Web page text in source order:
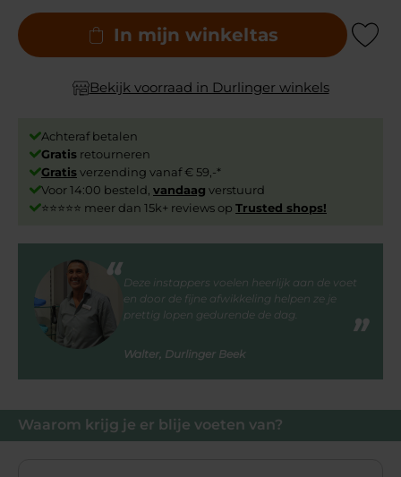
Waarom krijg je er blije voeten van?
In mijn winkeltas Add to
Bekijk voorraad in Durlinger winkels
Achteraf betalen
Gratis retourneren
Gratisverzending vanaf € 59,-*
Voor 14:00 besteld, vandaag verstuurd
⭐⭐⭐⭐⭐ meer dan 15k+ reviews op Trusted shops!
Deze instappers voelen heerlijk aan de voet
en door de fijne afwikkeling helpen ze je
prettig lopen gedurende de dag.
Walter, Durlinger Beek